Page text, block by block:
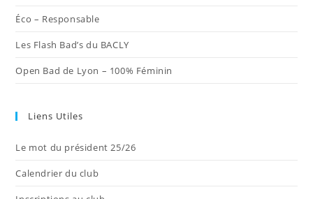
Éco – Responsable
Les Flash Bad’s du BACLY
Open Bad de Lyon – 100% Féminin
Liens Utiles
Le mot du président 25/26
Calendrier du club